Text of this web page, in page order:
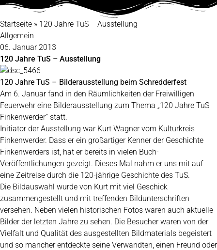
Startseite » 120 Jahre TuS – Ausstellung
Allgemein
06. Januar 2013
120 Jahre TuS – Ausstellung
120 Jahre TuS – Bilderausstellung beim Schredderfest
Am 6. Januar fand in den Räumlichkeiten der Freiwilligen
Feuerwehr eine Bilderausstellung zum Thema „120 Jahre TuS
Finkenwerder“ statt.
Initiator der Ausstellung war Kurt Wagner vom Kulturkreis
Finkenwerder. Dass er ein großartiger Kenner der Geschichte
Finkenwerders ist, hat er bereits in vielen Buch-
Veröffentlichungen gezeigt. Dieses Mal nahm er uns mit auf
eine Zeitreise durch die 120-jährige Geschichte des TuS.
Die Bildauswahl wurde von Kurt mit viel Geschick
zusammengestellt und mit treffenden Bildunterschriften
versehen. Neben vielen historischen Fotos waren auch aktuelle
Bilder der letzten Jahre zu sehen. Die Besucher waren von der
Vielfalt und Qualität des ausgestellten Bildmaterials begeistert
und so mancher entdeckte seine Verwandten, einen Freund oder